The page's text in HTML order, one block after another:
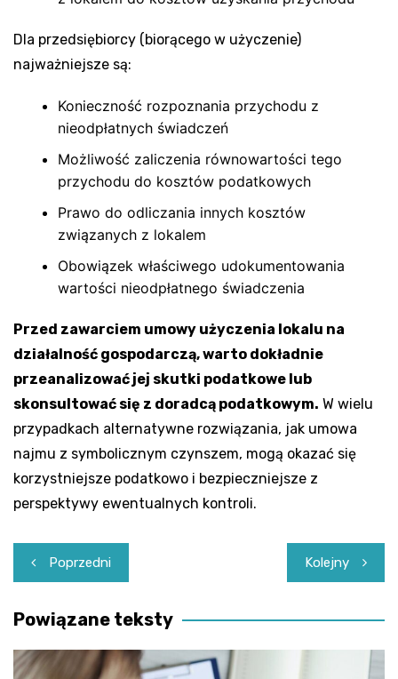
Dla przedsiębiorcy (biorącego w użyczenie)
najważniejsze są:
Konieczność rozpoznania przychodu z
nieodpłatnych świadczeń
Możliwość zaliczenia równowartości tego
przychodu do kosztów podatkowych
Prawo do odliczania innych kosztów
związanych z lokalem
Obowiązek właściwego udokumentowania
wartości nieodpłatnego świadczenia
Przed zawarciem umowy użyczenia lokalu na
działalność gospodarczą, warto dokładnie
przeanalizować jej skutki podatkowe lub
skonsultować się z doradcą podatkowym. W wielu
przypadkach alternatywne rozwiązania, jak umowa
najmu z symbolicznym czynszem, mogą okazać się
korzystniejsze podatkowo i bezpieczniejsze z
perspektywy ewentualnych kontroli.
Nawigacja
wpisu
Poprzedni Kolejny
Powiązane teksty